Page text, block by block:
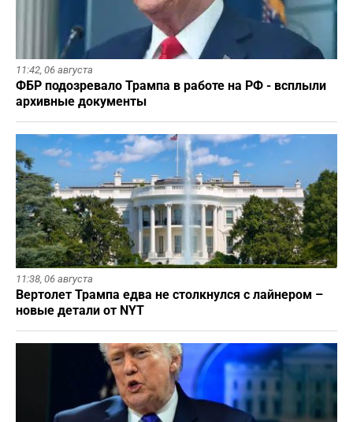
11:42, 06 августа
ФБР подозревало Трампа в работе на РФ - всплыли
архивные документы
11:38, 06 августа
Вертолет Трампа едва не столкнулся с лайнером –
новые детали от NYT